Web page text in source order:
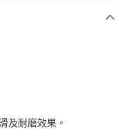
及耐磨效果。